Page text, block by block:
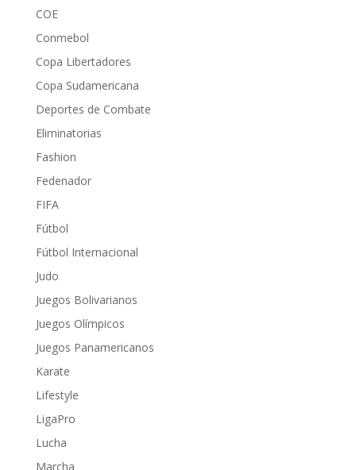
COE
Conmebol
Copa Libertadores
Copa Sudamericana
Deportes de Combate
Eliminatorias
Fashion
Fedenador
FIFA
Fútbol
Fútbol Internacional
Judo
Juegos Bolivarianos
Juegos Olímpicos
Juegos Panamericanos
Karate
Lifestyle
LigaPro
Lucha
Marcha